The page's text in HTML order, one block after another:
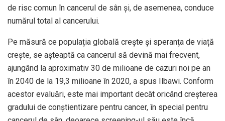
de risc comun în cancerul de sân și, de asemenea, conduce
numărul total al cancerului.
Pe măsură ce populația globală crește și speranța de viață
crește, se așteaptă ca cancerul să devină mai frecvent,
ajungând la aproximativ 30 de milioane de cazuri noi pe an
în 2040 de la 19,3 milioane în 2020, a spus Ilbawi. Conform
acestor evaluări, este mai important decât oricând creșterea
gradului de conștientizare pentru cancer, în special pentru